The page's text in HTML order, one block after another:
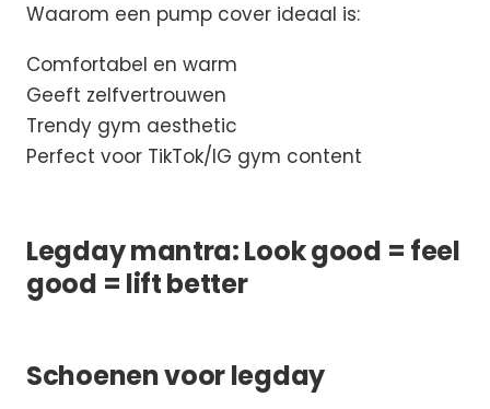
Waarom een pump cover ideaal is:
Comfortabel en warm
Geeft zelfvertrouwen
Trendy gym aesthetic
Perfect voor TikTok/IG gym content
Legday mantra: Look good = feel
good = lift better
Schoenen voor legday